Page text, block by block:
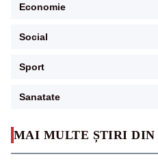
MAI MULTE ȘTIRI DIN
Economie
Social
Sport
Sanatate